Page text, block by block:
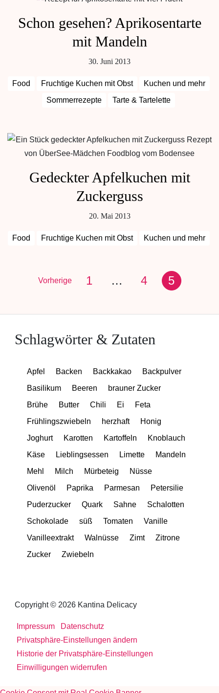
Schon gesehen? Aprikosentarte
mit Mandeln
30. Juni 2013
Food Fruchtige Kuchen mit Obst
Kuchen und mehr
Sommerrezepte
Tarte & Tartelette
Gedeckter Apfelkuchen mit
Zuckerguss
20. Mai 2013
Food Fruchtige Kuchen mit Obst Kuchen und mehr
Vorherige 1 … 4 5
Schlagwörter & Zutaten
Apfel Backen Backkakao
Backpulver
Basilikum
Beeren
brauner Zucker
Brühe
Butter Chili Ei
Feta
Frühlingszwiebeln
herzhaft
Honig
Joghurt
Karotten Kartoffeln
Knoblauch
Käse
Lieblingsessen Limette
Mandeln
Mehl
Milch Mürbeteig
Nüsse
Olivenöl
Paprika Parmesan
Petersilie
Puderzucker
Quark Sahne
Schalotten
Schokolade
süß Tomaten
Vanille
Vanilleextrakt
Walnüsse Zimt
Zitrone
Zucker
Zwiebeln
Copyright © 2026 Kantina Delicacy
Impressum
Datenschutz
Privatsphäre-Einstellungen ändern
Historie der Privatsphäre-Einstellungen
Einwilligungen widerrufen